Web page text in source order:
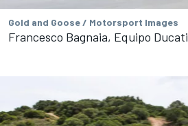
Gold and Goose / Motorsport Images
Francesco Bagnaia, Equipo Ducati